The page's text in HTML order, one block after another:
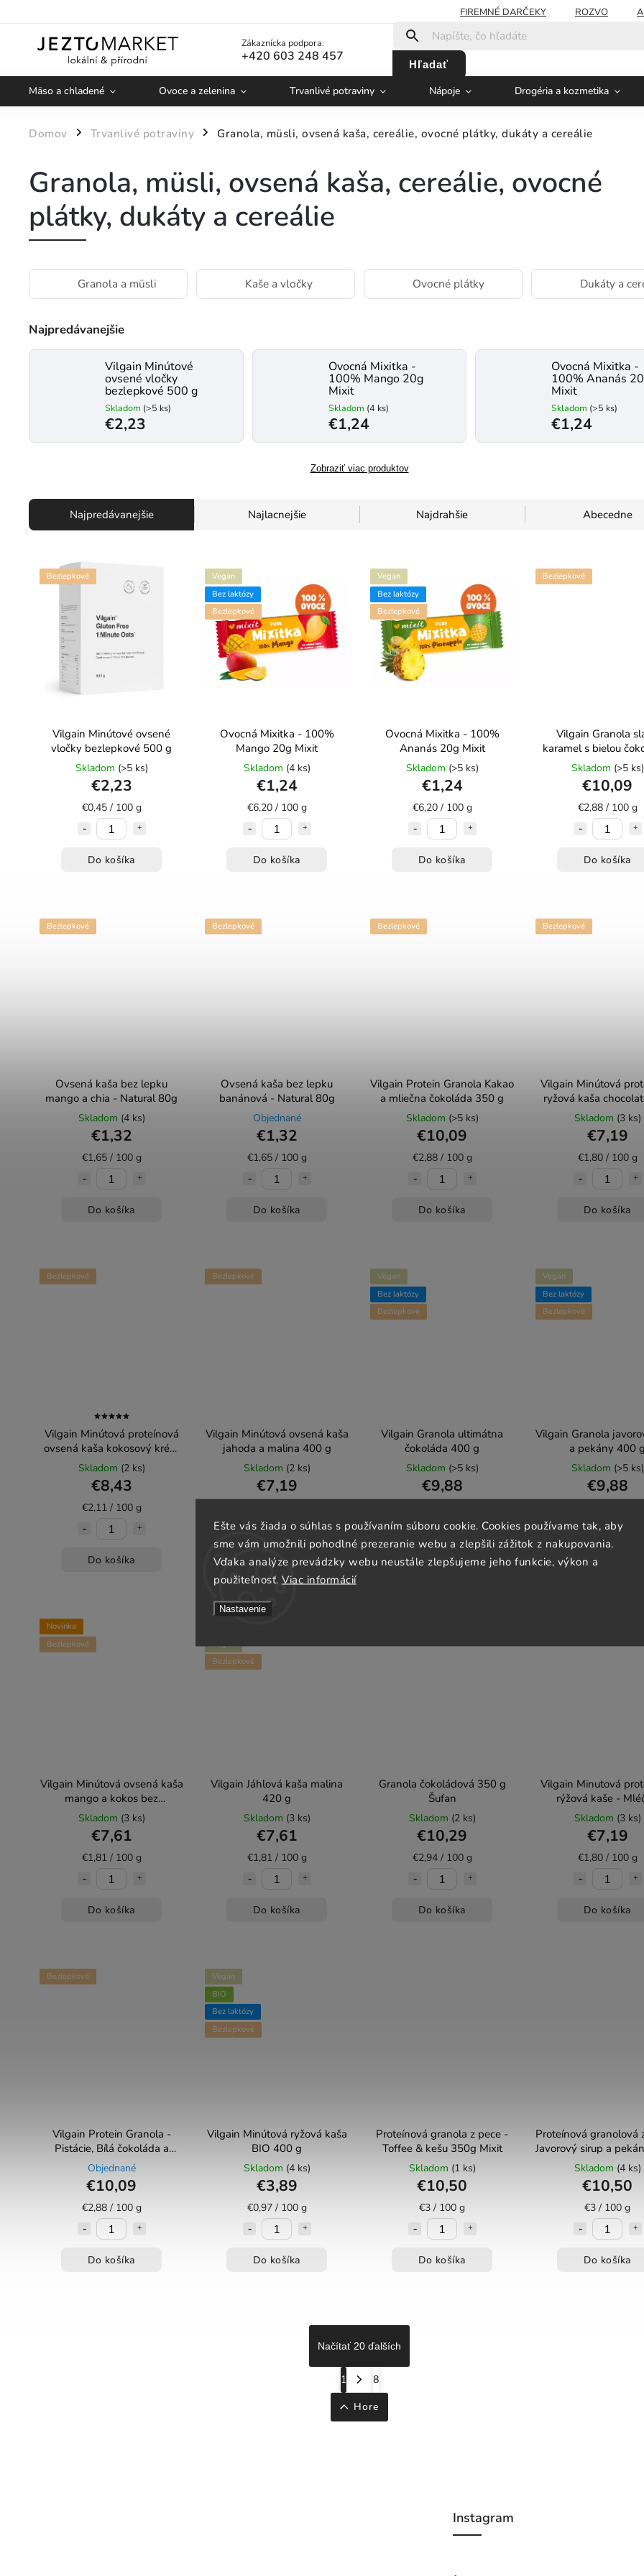
Ešte vás žiada o súhlas s používaním súboru cookie. Cookies používame tak, aby
sme vám umožnili pohodlné prezeranie webu a zlepšili zážitok z nakupovania.
Vďaka analýze prevádzky webu neustále zlepšujeme jeho funkcie, výkon a
použiteľnosť. Viac informácií
Nastavenie
FIREMNÉ DARČEKY ROZVO
Zákaznícka podpora:
+420 603 248 457
Hľadať
Mäso a chladené Ovoce a zelenina Trvanlivé potraviny Nápoje Drogéria a kozmetika
Domov / Trvanlivé potraviny / Granola, müsli, ovsená kaša, cereálie, ovocné plátky, dukáty a cereálie
Granola, müsli, ovsená kaša, cereálie, ovocné
plátky, dukáty a cereálie
Granola a müsli Kaše a vločky Ovocné plátky Dukáty a
Najpredávanejšie
Vilgain Minútové
ovsené vločky
bezlepkové 500 g
Skladom (>5 ks)
€2,23
Ovocná Mixitka -
100% Mango 20g
Mixit
Skladom (4 ks)
€1,24
Ovocná Mixitka -
100% Ananás
Mixit
Skladom (>5 ks)
€1,24
Zobraziť viac produktov
Najpredávanejšie Najlacnejšie Najdrahšie Abecedne
Bezlepkové
Vilgain Minútové ovsené
vločky bezlepkové 500 g
Skladom (>5 ks)
€2,23
€0,45 / 100 g
Do košíka
Vegan
Bez laktózy
Bezlepkové
Ovocná Mixitka - 100%
Mango 20g Mixit
Skladom (4 ks)
€1,24
€6,20 / 100 g
Do košíka
Vegan
Bez laktózy
Bezlepkové
Ovocná Mixitka - 100%
Ananás 20g Mixit
Skladom (>5 ks)
€1,24
€6,20 / 100 g
Do košíka
Bezlepkové
Vilgain Granola
karamel s bielou
350g
Skladom (>5 ks)
€10,09
€2,88 / 100 g
Do košíka
Bezlepkové
Ovsená kaša bez lepku
mango a chia - Natural 80g
Skladom (4 ks)
€1,32
€1,65 / 100 g
Do košíka
Bezlepkové
Ovsená kaša bez lepku
banánová - Natural 80g
Objednané
€1,32
€1,65 / 100 g
Do košíka
Bezlepkové
Vilgain Protein Granola Kakao
a mliečna čokoláda 350 g
Skladom (>5 ks)
€10,09
€2,88 / 100 g
Do košíka
Bezlepkové
Vilgain Minútová
ryžová kaša
400 g
Skladom (3 ks)
€7,19
€1,80 / 100 g
Do košíka
Bezlepkové
Vilgain Minútová proteínová
ovsená kaša kokosový krém
400 g
Skladom (2 ks)
€8,43
€2,11 / 100 g
Do košíka
Bezlepkové
Vilgain Minútová ovsená kaša
jahoda a malina 400 g
Skladom (2 ks)
€7,19
Do košíka
Vegan
Bez laktózy
Bezlepkové
Vilgain Granola ultimátna
čokoláda 400 g
Skladom (>5 ks)
€9,88
Do košíka
Vegan
Bez laktózy
Bezlepkové
Vilgain Granola
a pekány 400 g
Skladom (>5 ks)
€9,88
Do košíka
Novinka
Bezlepkové
Vilgain Minútová ovsená kaša
mango a kokos bez
pridaného cukru 420 g
Skladom (3 ks)
€7,61
€1,81 / 100 g
Do košíka
Vegan
Bezlepkové
Vilgain Jáhlová kaša malina
420 g
Skladom (3 ks)
€7,61
€1,81 / 100 g
Do košíka
Granola čokoládová 350 g
Šufan
Skladom (2 ks)
€10,29
€2,94 / 100 g
Do košíka
Vilgain Minutová
rýžová kaše -
čokoláda s lískovými
400 g
Skladom (3 ks)
€7,19
€1,80 / 100 g
Do košíka
Bezlepkové
Vilgain Protein Granola -
Pistácie, Bílá čokoláda a
brusinky 350g
Objednané
€10,09
€2,88 / 100 g
Do košíka
Vegan
BIO
Bez laktózy
Bezlepkové
Vilgain Minútová ryžová kaša
BIO 400 g
Skladom (4 ks)
€3,89
€0,97 / 100 g
Do košíka
Proteínová granola z pece -
Toffee & kešu 350g Mixit
Skladom (1 ks)
€10,50
€3 / 100 g
Do košíka
Proteínová granolová
Javorový sirup a
Mixit
Skladom (4 ks)
€10,50
€3 / 100 g
Do košíka
Načítať 20 ďalších
1
8
Hore
Instagram